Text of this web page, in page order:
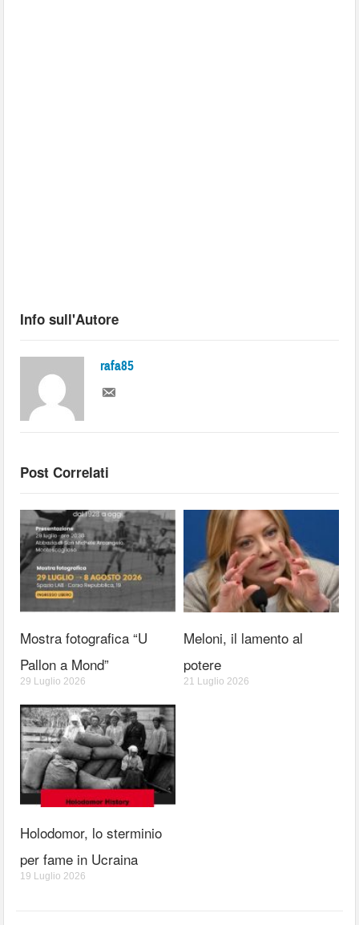
Info sull'Autore
rafa85
Post Correlati
Mostra fotografica “U
Pallon a Mond”
29 Luglio 2026
Meloni, il lamento al
potere
21 Luglio 2026
Holodomor, lo sterminio
per fame in Ucraina
19 Luglio 2026